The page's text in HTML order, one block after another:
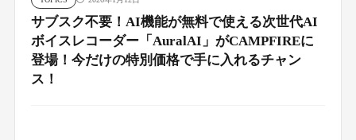
サブスク不要！AI機能が無料で使える次世代AI
ボイスレコーダー「AuralAI」がCAMPFIREに
登場！今だけの特別価格で手に入れるチャン
ス！